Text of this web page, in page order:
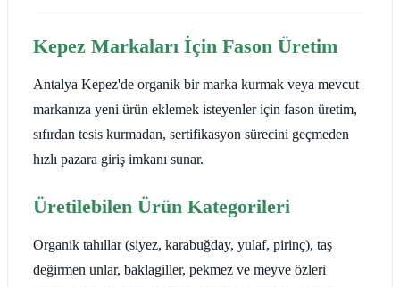
Kepez Markaları İçin Fason Üretim
Antalya Kepez'de organik bir marka kurmak veya mevcut
markanıza yeni ürün eklemek isteyenler için fason üretim,
sıfırdan tesis kurmadan, sertifikasyon sürecini geçmeden
hızlı pazara giriş imkanı sunar.
Üretilebilen Ürün Kategorileri
Organik tahıllar (siyez, karabuğday, yulaf, pirinç), taş
değirmen unlar, baklagiller, pekmez ve meyve özleri